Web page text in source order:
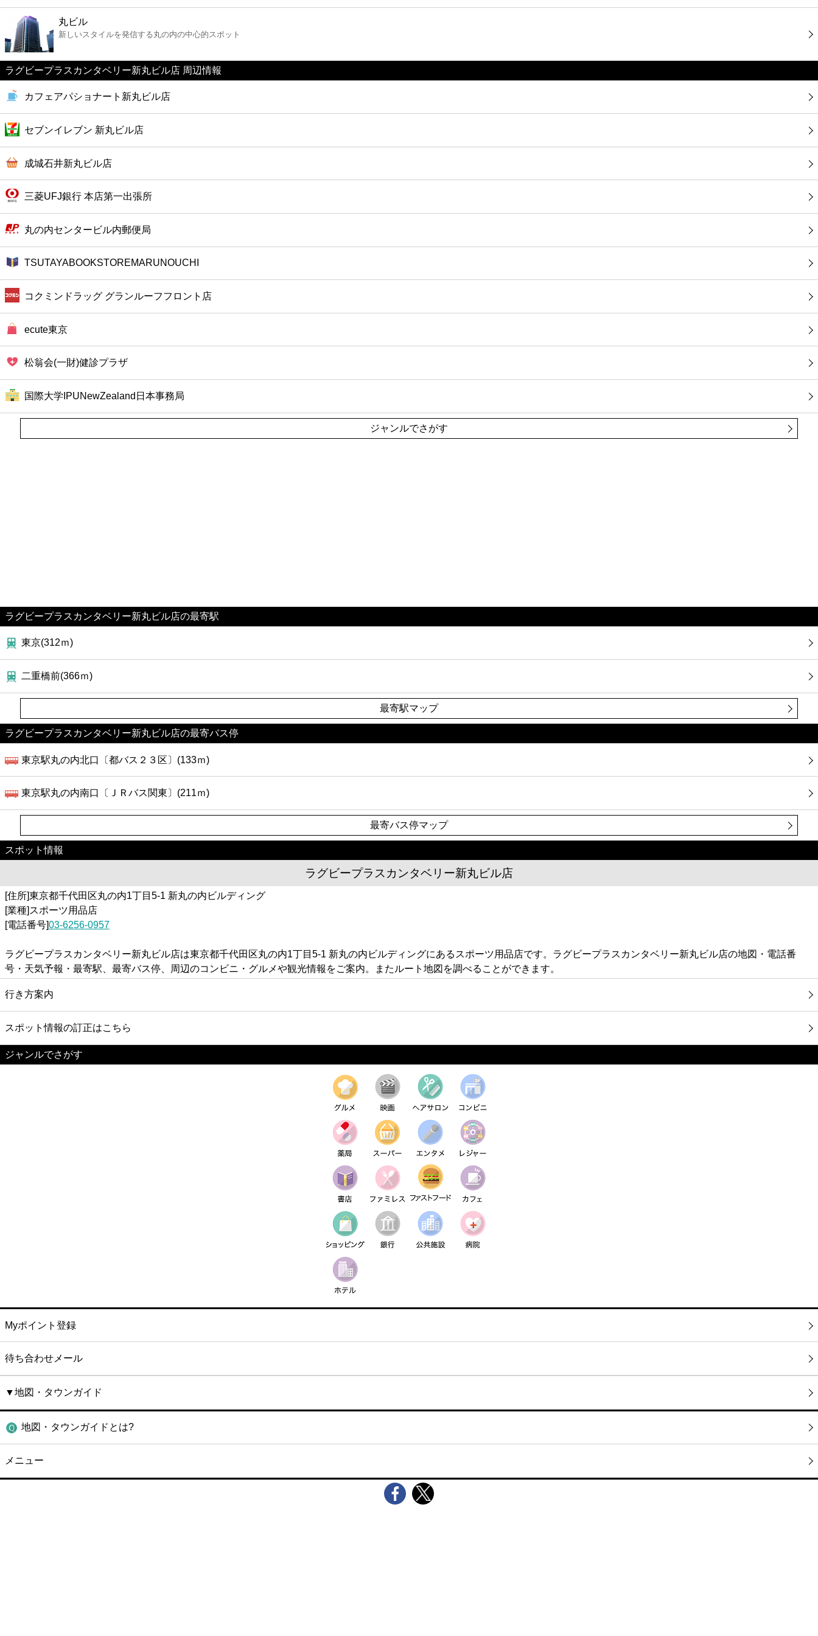
ファーストフード
カフェ
ショッピング
公共
ホテル
丸ビル
新しいスタイルを発信する丸の内の中心的スポット
ラグビープラスカンタベリー新丸ビル店 周辺情報
カフェアパショナート新丸ビル店
セブンイレブン 新丸ビル店
成城石井新丸ビル店
三菱UFJ銀行 本店第一出張所
丸の内センタービル内郵便局
TSUTAYABOOKSTOREMARUNOUCHI
コクミンドラッグ グランルーフフロント店
ecute東京
松翁会(一財)健診プラザ
国際大学IPUNewZealand日本事務局
ジャンルでさがす
ラグビープラスカンタベリー新丸ビル店の最寄駅
東京(312ｍ)
二重橋前(366ｍ)
最寄駅マップ
ラグビープラスカンタベリー新丸ビル店の最寄バス停
東京駅丸の内北口〔都バス２３区〕(133ｍ)
東京駅丸の内南口〔ＪＲバス関東〕(211ｍ)
最寄バス停マップ
スポット情報
ラグビープラスカンタベリー新丸ビル店
[住所]東京都千代田区丸の内1丁目5-1 新丸の内ビルディング
[業種]スポーツ用品店
[電話番号]03-6256-0957
ラグビープラスカンタベリー新丸ビル店は東京都千代田区丸の内1丁目5-1 新丸の内ビルディングにあるスポーツ用品店です。ラグビープラスカンタベリー新丸ビル店の地図・電話番
号・天気予報・最寄駅、最寄バス停、周辺のコンビニ・グルメや観光情報をご案内。またルート地図を調べることができます。
行き方案内
スポット情報の訂正はこちら
ジャンルでさがす
Myポイント登録
待ち合わせメール
▼地図・タウンガイド
地図・タウンガイドとは?
メニュー